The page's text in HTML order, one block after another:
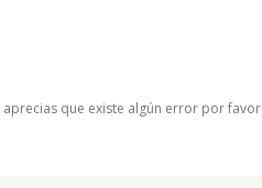
aprecias que existe algún error por